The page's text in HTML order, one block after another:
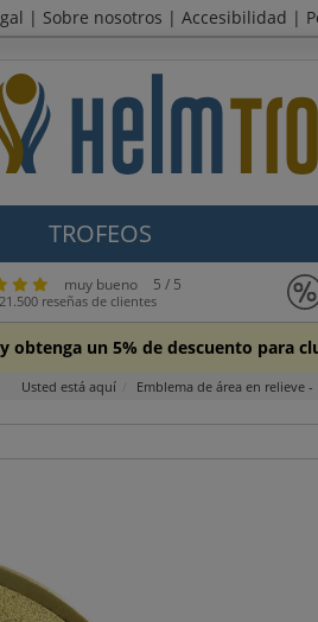
| Sobre nosotros | Accesibilidad |
TROFEOS
muy bueno 5 / 5
reseñas de clientes
obtenga un 5% de descuento para
Usted está aquí Emblema de área en relieve